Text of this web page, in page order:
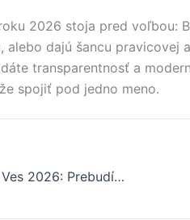
2026 stoja pred voľbou:
alebo dajú šancu
transparentnosť a
spojiť pod jedno meno.
Spišská Nová Ves 2026: Prebudí sa „brána do raja“ z investičného spánku?